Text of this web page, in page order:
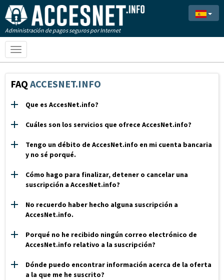
Administración de pagos seguros por Internet
Toggle
navigation
FAQ ACCESNET.INFO
Que es AccesNet.info?
Cuáles son los servicios que ofrece AccesNet.info?
Tengo un débito de AccesNet.info en mi cuenta bancaria
y no sé porqué.
Cómo hago para finalizar, detener o cancelar una
suscripción a AccesNet.info?
No recuerdo haber hecho alguna suscripción a
AccesNet.info.
Porqué no he recibido ningún correo electrónico de
AccesNet.info relativo a la suscripción?
Dónde puedo encontrar información acerca de la oferta
a la que me he suscrito?